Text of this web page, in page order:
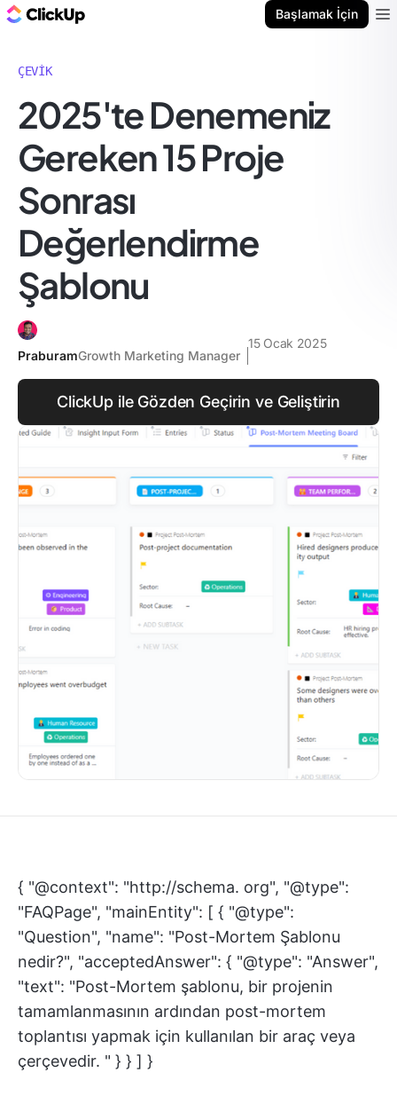
Başlamak İçin
ÇEVIK
2025'te Denemeniz
Gereken 15 Proje
Sonrası
Değerlendirme
Şablonu
PraburamGrowth Marketing Manager
15 Ocak 2025
ClickUp ile Gözden Geçirin ve Geliştirin
{ "@context": "http://schema. org", "@type":
"FAQPage", "mainEntity": [ { "@type":
"Question", "name": "Post-Mortem Şablonu
nedir?", "acceptedAnswer": { "@type": "Answer",
"text": "Post-Mortem şablonu, bir projenin
tamamlanmasının ardından post-mortem
toplantısı yapmak için kullanılan bir araç veya
çerçevedir. " } } ] }